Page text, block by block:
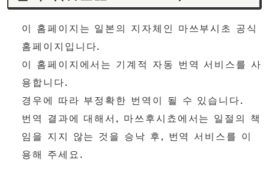
이 홈페이지는 일본의 지자체인 마쓰부시초 공식
홈페이지입니다.
이 홈페이지에서는 기계적 자동 번역 서비스를 사
용합니다.
경우에 따라 부정확한 번역이 될 수 있습니다.
번역 결과에 대해서, 마쓰후시쵸에서는 일절의 책
임을 지지 않는 것을 승낙 후, 번역 서비스를 이
용해 주세요.